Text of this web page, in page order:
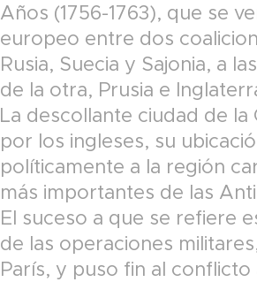
Años (1756-1763), que se
europeo entre dos
Rusia, Suecia y Sajonia, a
de la otra, Prusia e
La descollante ciudad de
por los ingleses, su
políticamente a la región
más importantes de las
El suceso a que se refiere
de las operaciones
París, y puso fin al